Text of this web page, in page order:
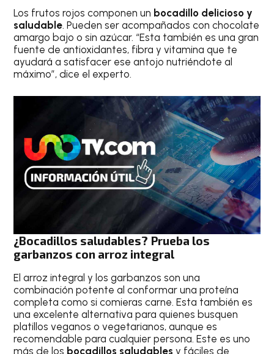
Los frutos rojos componen un bocadillo delicioso y
saludable. Pueden ser acompañados con chocolate
amargo bajo o sin azúcar. “Esta también es una gran
fuente de antioxidantes, fibra y vitamina que te
ayudará a satisfacer ese antojo nutriéndote al
máximo”, dice el experto.
¿Bocadillos saludables? Prueba los
garbanzos con arroz integral
El arroz integral y los garbanzos son una
combinación potente al conformar una proteína
completa como si comieras carne. Esta también es
una excelente alternativa para quienes busquen
platillos veganos o vegetarianos, aunque es
recomendable para cualquier persona. Este es uno
más de los bocadillos saludablesy fáciles de